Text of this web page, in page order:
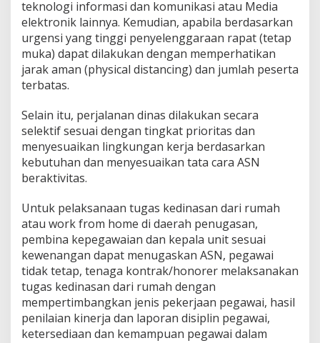
teknologi informasi dan komunikasi atau Media
elektronik lainnya. Kemudian, apabila berdasarkan
urgensi yang tinggi penyelenggaraan rapat (tetap
muka) dapat dilakukan dengan memperhatikan
jarak aman (physical distancing) dan jumlah peserta
terbatas.
Selain itu, perjalanan dinas dilakukan secara
selektif sesuai dengan tingkat prioritas dan
menyesuaikan lingkungan kerja berdasarkan
kebutuhan dan menyesuaikan tata cara ASN
beraktivitas.
Untuk pelaksanaan tugas kedinasan dari rumah
atau work from home di daerah penugasan,
pembina kepegawaian dan kepala unit sesuai
kewenangan dapat menugaskan ASN, pegawai
tidak tetap, tenaga kontrak/honorer melaksanakan
tugas kedinasan dari rumah dengan
mempertimbangkan jenis pekerjaan pegawai, hasil
penilaian kinerja dan laporan disiplin pegawai,
ketersediaan dan kemampuan pegawai dalam